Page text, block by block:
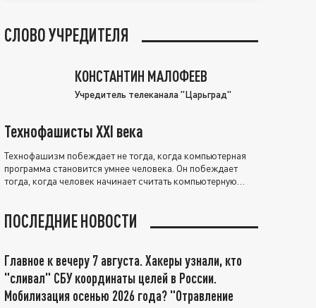
СЛОВО УЧРЕДИТЕЛЯ
КОНСТАНТИН МАЛОФЕЕВ
Учредитель телеканала "Царьград"
Технофашисты XXI века
Технофашизм побеждает не тогда, когда компьютерная
программа становится умнее человека. Он побеждает
тогда, когда человек начинает считать компьютерную
ПОСЛЕДНИЕ НОВОСТИ
Главное к вечеру 7 августа. Хакеры узнали, кто
"сливал" СБУ координаты целей в России.
Мобилизация осенью 2026 года? "Отравление